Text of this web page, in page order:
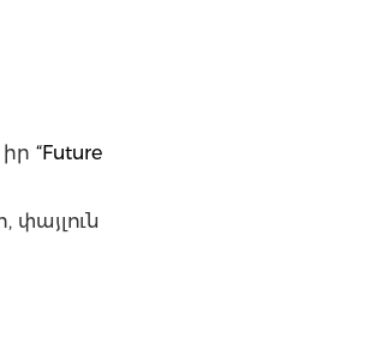
իր “Future
փայլուն